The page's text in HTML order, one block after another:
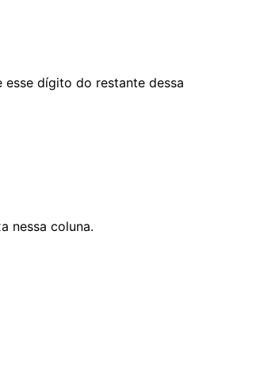
dígito do restante dessa
nessa coluna.